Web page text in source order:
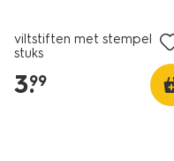
viltstiften met stempel - 6
stuks
3.
99